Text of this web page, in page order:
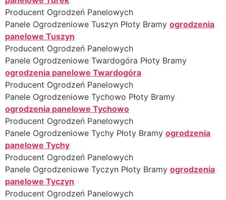
Producent Ogrodzeń Panelowych
Panele Ogrodzeniowe Tuszyn Płoty Bramy ogrodzenia
panelowe Tuszyn
Producent Ogrodzeń Panelowych
Panele Ogrodzeniowe Twardogóra Płoty Bramy
ogrodzenia panelowe Twardogóra
Producent Ogrodzeń Panelowych
Panele Ogrodzeniowe Tychowo Płoty Bramy
ogrodzenia panelowe Tychowo
Producent Ogrodzeń Panelowych
Panele Ogrodzeniowe Tychy Płoty Bramy ogrodzenia
panelowe Tychy
Producent Ogrodzeń Panelowych
Panele Ogrodzeniowe Tyczyn Płoty Bramy ogrodzenia
panelowe Tyczyn
Producent Ogrodzeń Panelowych